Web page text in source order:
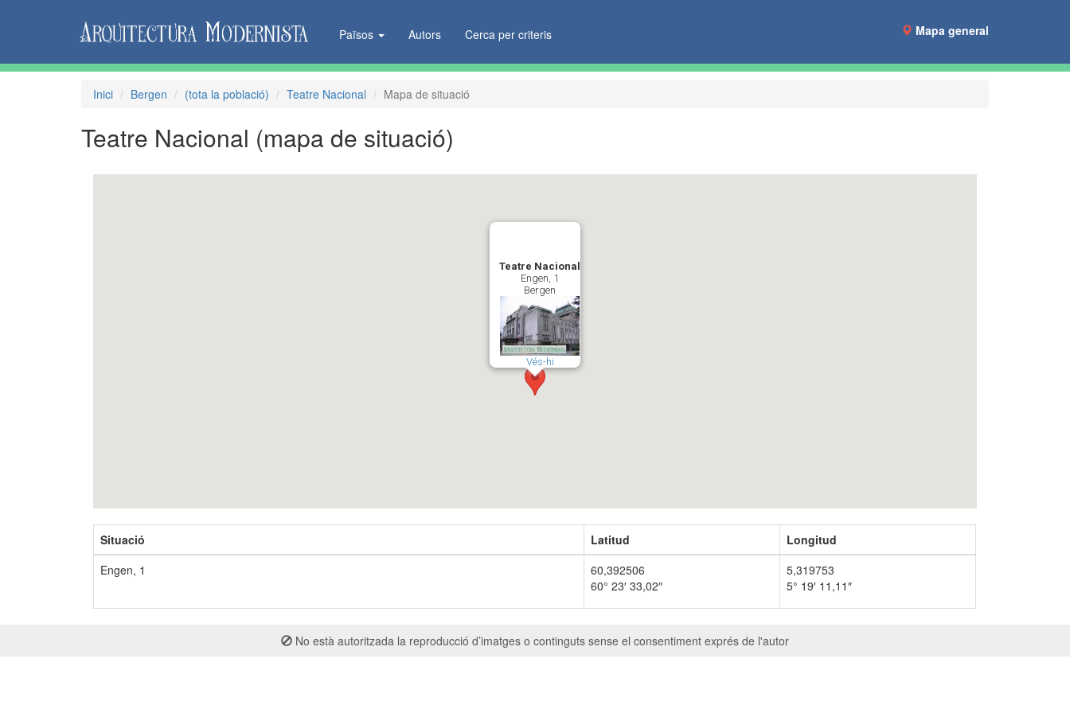
Països Autors Cerca per criteris Mapa general
Inici Bergen (tota la població) Teatre Nacional Mapa de situació
Teatre Nacional (mapa de situació)
Teatre Nacional
Engen, 1
Bergen
Vés-hi
Situació Latitud
Longitud
Engen, 1
60,392506
60° 23′ 33,02″
5,319753
5° 19′ 11,11″
No està autoritzada la reproducció d’imatges o continguts sense el consentiment exprés de l'autor